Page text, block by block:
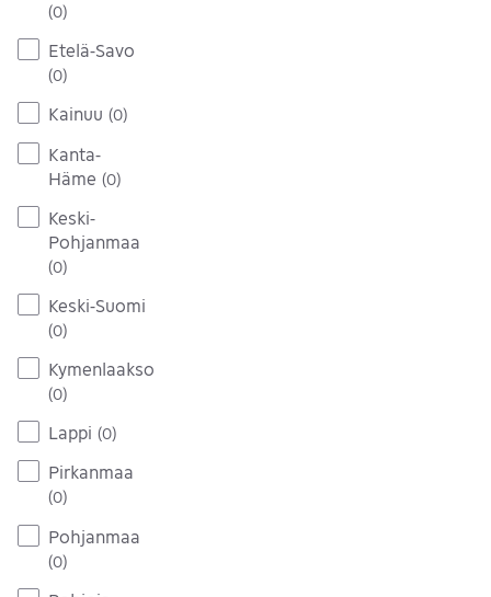
(0)
Etelä-Savo
(0)
Kainuu (0)
Kanta-
Häme (0)
Keski-
Pohjanmaa
(0)
Keski-Suomi
(0)
Kymenlaakso
(0)
Lappi (0)
Pirkanmaa
(0)
Pohjanmaa
(0)